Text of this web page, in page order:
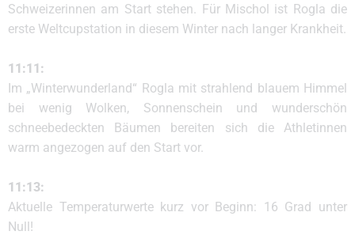
Schweizerinnen am Start stehen. Für Mischol ist Rogla die
erste Weltcupstation in diesem Winter nach langer Krankheit.
11:11:
Im „Winterwunderland“ Rogla mit strahlend blauem Himmel
bei wenig Wolken, Sonnenschein und wunderschön
schneebedeckten Bäumen bereiten sich die Athletinnen
warm angezogen auf den Start vor.
11:13:
Aktuelle Temperaturwerte kurz vor Beginn: 16 Grad unter
Null!